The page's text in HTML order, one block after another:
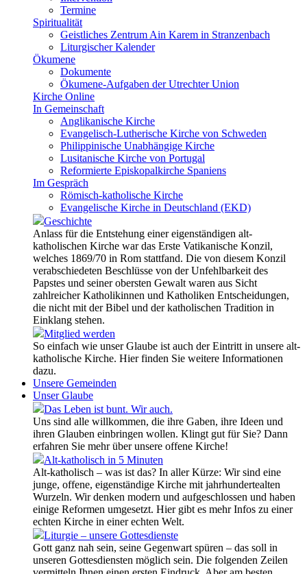
Termine
Spiritualität
Geistliches Zentrum Ain Karem in Stranzenbach
Liturgischer Kalender
Ökumene
Dokumente
Ökumene-Aufgaben der Utrechter Union
Kirche Online
In Gemeinschaft
Anglikanische Kirche
Evangelisch-Lutherische Kirche von Schweden
Philippinische Unabhängige Kirche
Lusitanische Kirche von Portugal
Reformierte Episkopalkirche Spaniens
Im Gespräch
Römisch-katholische Kirche
Evangelische Kirche in Deutschland (EKD)
Geschichte
Anlass für die Entstehung einer eigenständigen alt-
katholischen Kirche war das Erste Vatikanische Konzil,
welches 1869/70 in Rom stattfand. Die von diesem Konzil
verabschiedeten Beschlüsse von der Unfehlbarkeit des
Papstes und seiner obersten Gewalt waren aus Sicht
zahlreicher Katholikinnen und Katholiken Entscheidungen,
die nicht mit der Bibel und der katholischen Tradition in
Einklang stehen.
Mitglied werden
So einfach wie unser Glaube ist auch der Eintritt in unsere alt-
katholische Kirche. Hier finden Sie weitere Informationen
dazu.
Unsere Gemeinden
Unser Glaube
Das Leben ist bunt. Wir auch.
Uns sind alle willkommen, die ihre Gaben, ihre Ideen und
ihren Glauben einbringen wollen. Klingt gut für Sie? Dann
erfahren Sie mehr über unsere offene Kirche!
Alt-katholisch in 5 Minuten
Alt-katholisch – was ist das? In aller Kürze: Wir sind eine
junge, offene, eigenständige Kirche mit jahrhundertealten
Wurzeln. Wir denken modern und aufgeschlossen und haben
einige Reformen umgesetzt. Hier gibt es mehr Infos zu einer
echten Kirche in einer echten Welt.
Liturgie – unsere Gottesdienste
Gott ganz nah sein, seine Gegenwart spüren – das soll in
unseren Gottesdiensten möglich sein. Die folgenden Zeilen